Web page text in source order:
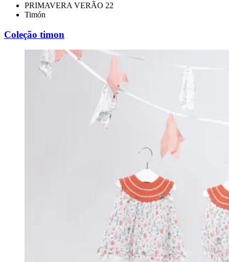
PRIMAVERA VERÃO 22
Timón
Coleção timon